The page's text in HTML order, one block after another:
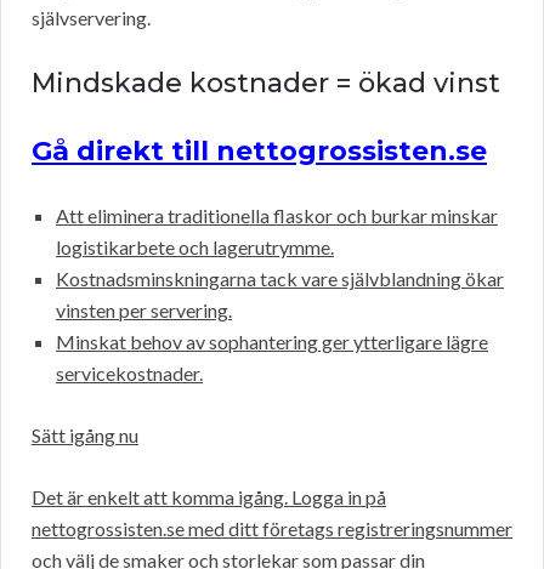
självservering.
Mindskade kostnader = ökad vinst
Gå direkt till nettogrossisten.se
Att eliminera traditionella flaskor och burkar minskar
logistikarbete och lagerutrymme.
Kostnadsminskningarna tack vare självblandning ökar
vinsten per servering.
Minskat behov av sophantering ger ytterligare lägre
servicekostnader.
Sätt igång nu
Det är enkelt att komma igång. Logga in på
nettogrossisten.se med ditt företags registreringsnummer
och välj de smaker och storlekar som passar din